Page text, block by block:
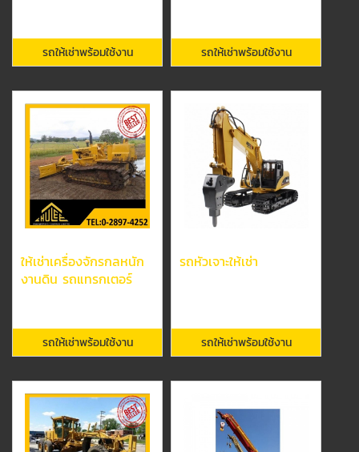
รถให้เช่าพร้อมใช้งาน รถให้เช่าพร้อมใช้งาน
ให้เช่าเครื่องจักรกลหนัก
งานดิน รถแทรกเตอร์
รถให้เช่าพร้อมใช้งาน
รถหัวเจาะให้เช่า
รถให้เช่าพร้อมใช้งาน